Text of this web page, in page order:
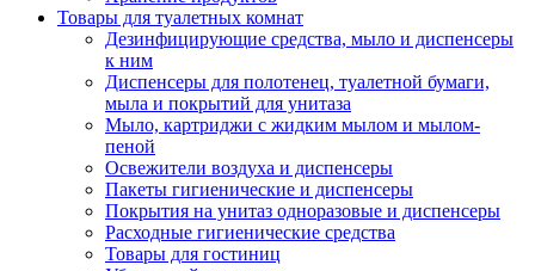
Товары для туалетных комнат
Дезинфицирующие средства, мыло и диспенсеры
к ним
Диспенсеры для полотенец, туалетной бумаги,
мыла и покрытий для унитаза
Мыло, картриджи с жидким мылом и мылом-
пеной
Освежители воздуха и диспенсеры
Пакеты гигиенические и диспенсеры
Покрытия на унитаз одноразовые и диспенсеры
Расходные гигиенические средства
Товары для гостиниц